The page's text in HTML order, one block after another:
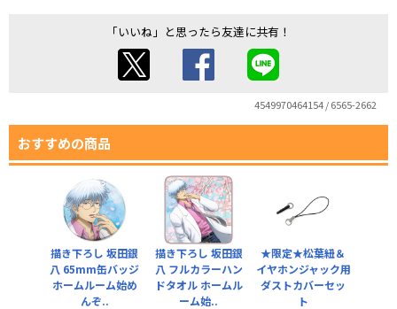
「いいね」と思ったら友達に共有！
4549970464154 / 6565-2662
おすすめの商品
描き下ろし 坂田銀
八 フルカラーハン
ドタオル ホームル
ーム始..
★限定★松葉紐＆
イヤホンジャック用
ダストカバーセッ
ト
描き下ろし 坂田銀
八 65mm缶バッジ
ホームルーム始め
んぞ..